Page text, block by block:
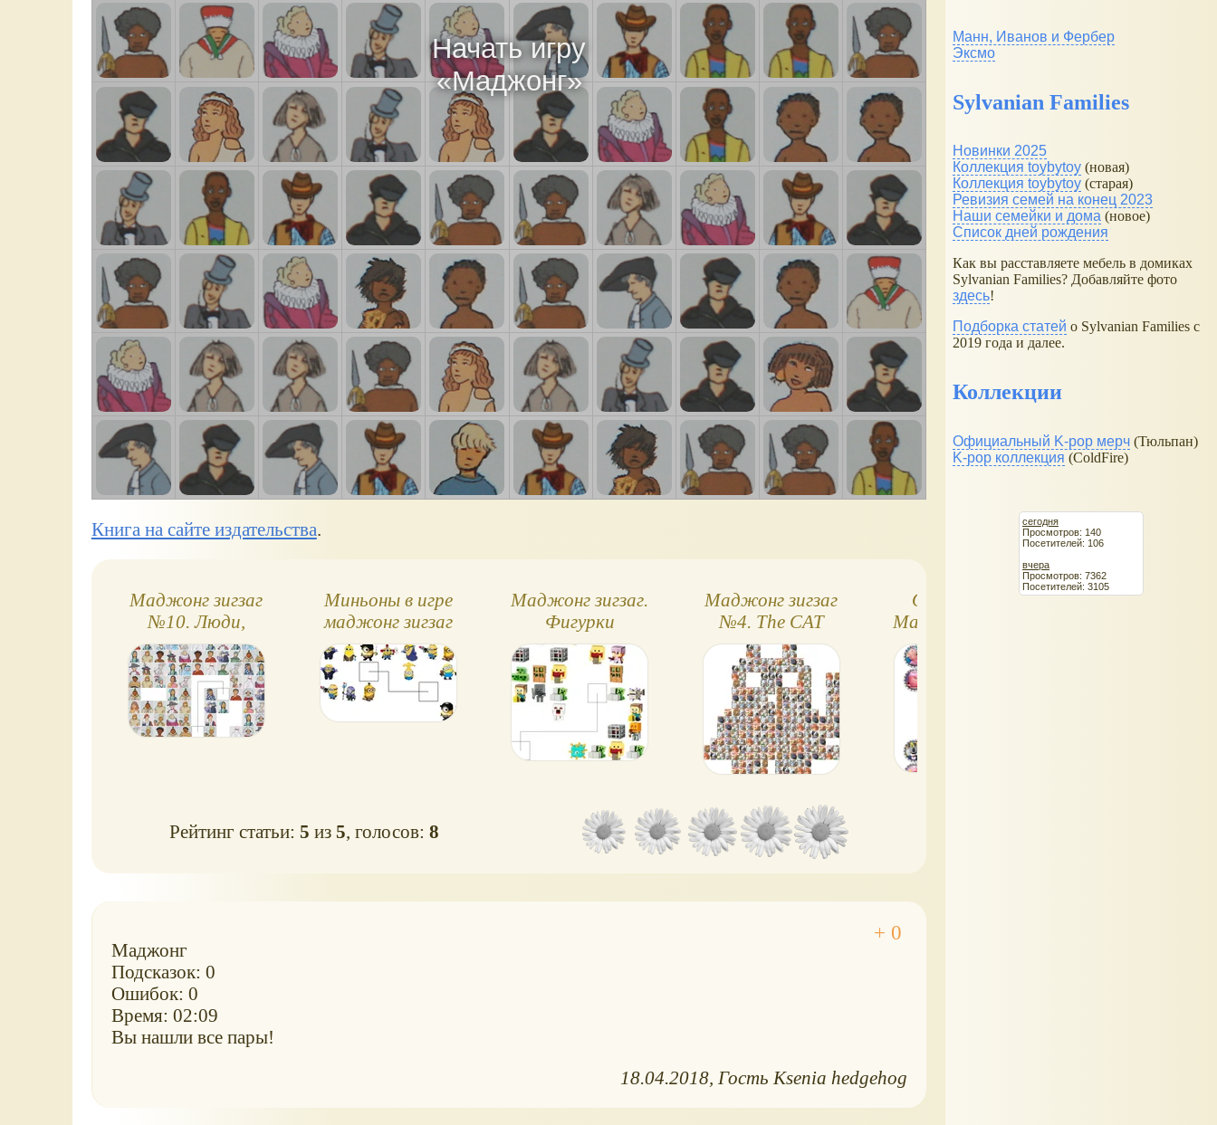
Начать игру
«Маджонг»
Книга на сайте издательства.
Маджонг зигзаг
№10. Люди,
сложный уровень
Миньоны в игре
маджонг зигзаг
Маджонг зигзаг.
Фигурки
Майнкрафт
Маджонг зигзаг
№4. The CAT
Сollection
Онлайн игра
Маджонг зигзаг:
Онлайн игра
Рейтинг статьи:5 из5 , голосов:8
Маджонг
Подсказок: 0
Ошибок: 0
Время: 02:09
Вы нашли все пары!
18.04.2018 Гость Ksenia hedgehog
Манн, Иванов и Фербер
Эксмо
Sylvanian Families
Новинки 2025
Коллекция toybytoy (новая)
Коллекция toybytoy (старая)
Ревизия семей на конец 2023
Наши семейки и дома (новое)
Список дней рождения
Как вы расставляете мебель в домиках
Sylvanian Families? Добавляйте фото
здесь!
Подборка статей о Sylvanian Families с
2019 года и далее.
Коллекции
Официальный K-pop мерч (Тюльпан)
K-pop коллекция (ColdFire)
сегодня
Просмотров: 140
Посетителей: 106
вчера
Просмотров: 7362
Посетителей: 3105